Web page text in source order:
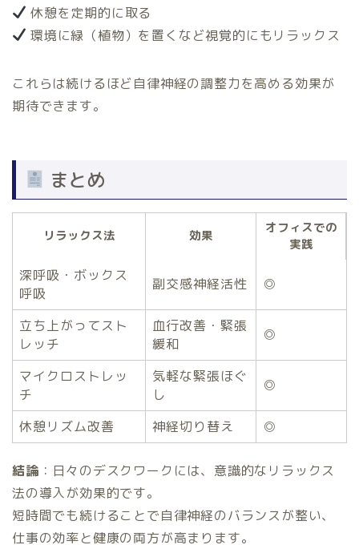
休憩を定期的に取る
環境に緑（植物）を置くなど視覚的にもリラックス
これらは続けるほど自律神経の調整力を高める効果が
期待できます。
まとめ
リラックス法 効果
オフィスでの
実践
深呼吸・ボックス
呼吸
副交感神経活性 ◎
立ち上がってスト
レッチ
血行改善・緊張
緩和
◎
マイクロストレッ
チ
気軽な緊張ほぐ
し
◎
休憩リズム改善 神経切り替え ◎
結論 ：日々のデスクワークには、意識的なリラックス
法の導入が効果的です。
短時間でも続けることで自律神経のバランスが整い、
仕事の効率と健康の両方が高まります。